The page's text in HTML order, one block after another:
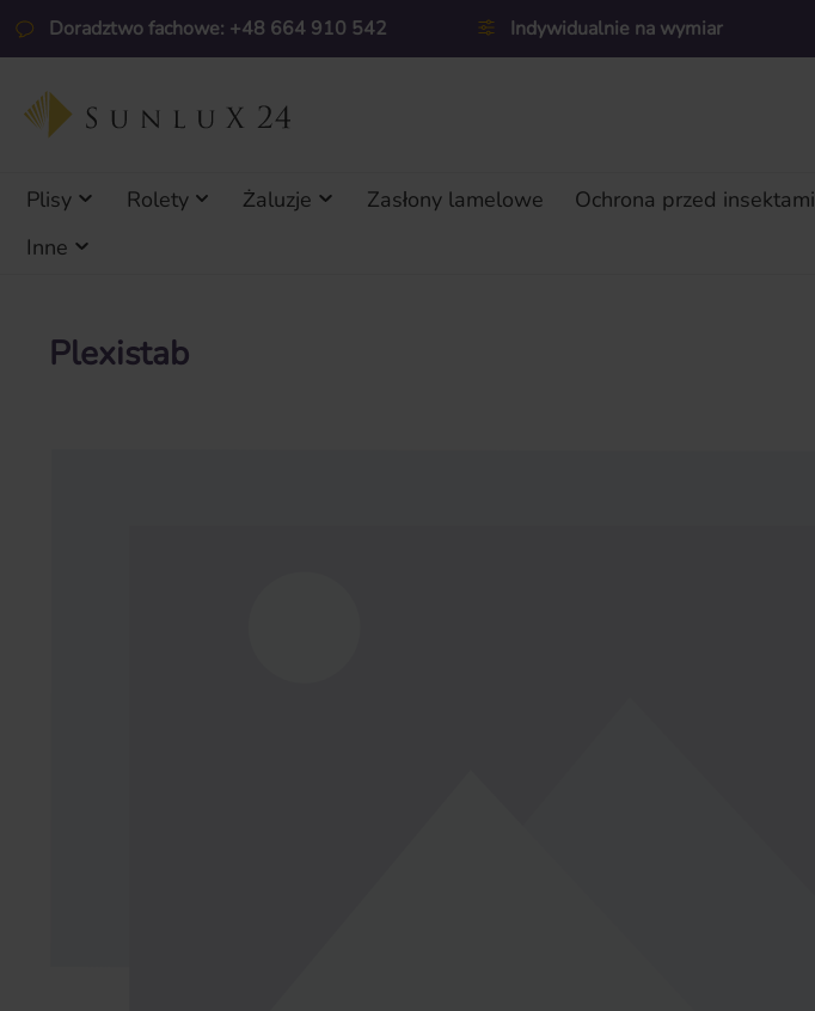
do głównej zawartości
Przejdź do wyszukiwania
Przejdź do głównej nawigacji
Doradztwo fachowe: +48 664 910 542 Indywidualnie na wymiar
Plisy Rolety Żaluzje Zasłony lamelowe Ochrona przed insektami
Inne
Plexistab